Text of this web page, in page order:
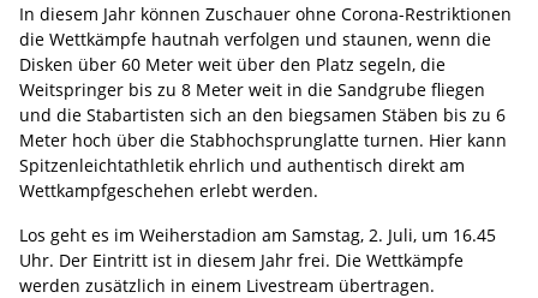
In diesem Jahr können Zuschauer ohne Corona-Restriktionen
die Wettkämpfe hautnah verfolgen und staunen, wenn die
Disken über 60 Meter weit über den Platz segeln, die
Weitspringer bis zu 8 Meter weit in die Sandgrube fliegen
und die Stabartisten sich an den biegsamen Stäben bis zu 6
Meter hoch über die Stabhochsprunglatte turnen. Hier kann
Spitzenleichtathletik ehrlich und authentisch direkt am
Wettkampfgeschehen erlebt werden.
Los geht es im Weiherstadion am Samstag, 2. Juli, um 16.45
Uhr. Der Eintritt ist in diesem Jahr frei. Die Wettkämpfe
werden zusätzlich in einem Livestream übertragen.